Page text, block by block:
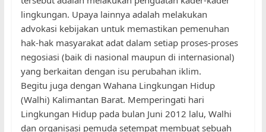
lingkungan. Upaya lainnya adalah melakukan
advokasi kebijakan untuk memastikan pemenuhan
hak-hak masyarakat adat dalam setiap proses-proses
negosiasi (baik di nasional maupun di internasional)
yang berkaitan dengan isu perubahan iklim.
Begitu juga dengan Wahana Lingkungan Hidup
(Walhi) Kalimantan Barat. Memperingati hari
Lingkungan Hidup pada bulan Juni 2012 lalu, Walhi
dan organisasi pemuda setempat membuat sebuah